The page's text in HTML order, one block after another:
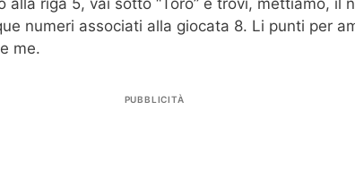
numeri associati alla giocata 8. Li punti per
me.
PUBBLICITÀ